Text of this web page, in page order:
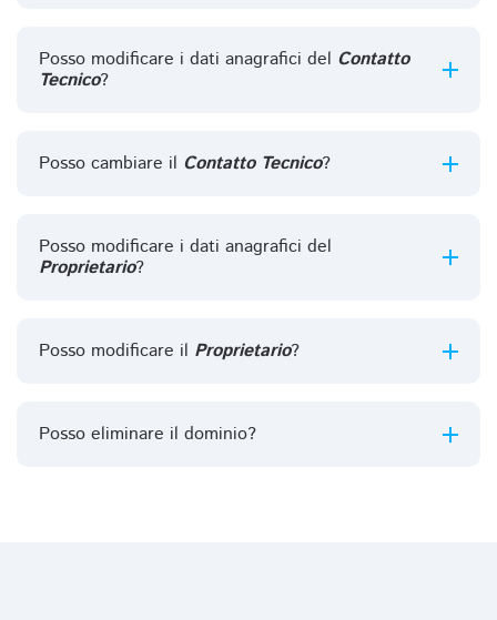
Posso modificare i dati anagrafici del Contatto
Tecnico?
Posso cambiare il Contatto Tecnico?
Posso modificare i dati anagrafici del
Proprietario?
Posso modificare il Proprietario?
Posso eliminare il dominio?